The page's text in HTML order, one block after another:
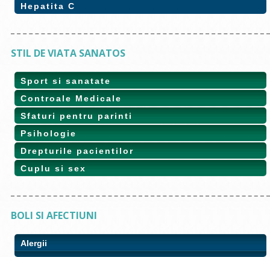
Hepatita C
STIL DE VIATA SANATOS
Sport si sanatate
Controale Medicale
Sfaturi pentru parinti
Psihologie
Drepturile pacientilor
Cuplu si sex
BOLI SI AFECTIUNI
Alergii